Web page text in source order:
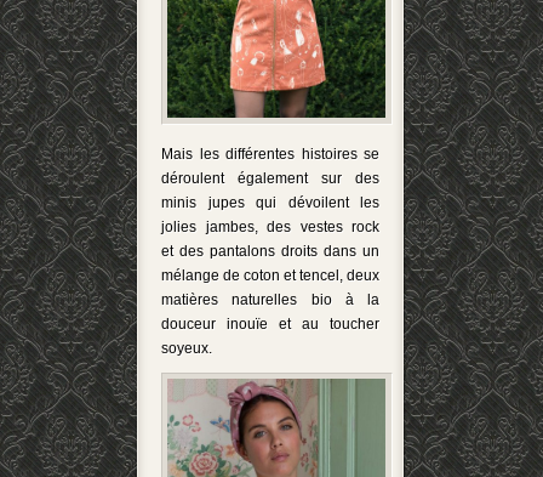
Mais les différentes histoires se
déroulent également sur des
minis jupes qui dévoilent les
jolies jambes, des vestes rock
et des pantalons droits dans un
mélange de coton et tencel, deux
matières naturelles bio à la
douceur inouïe et au toucher
soyeux.